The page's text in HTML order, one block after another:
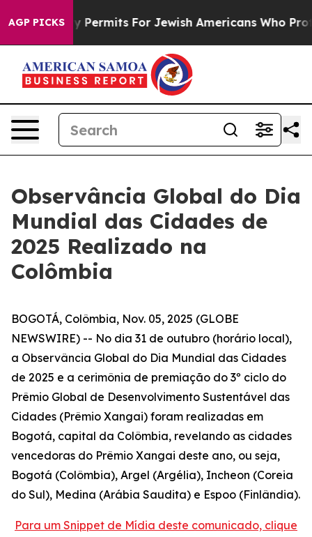
AGP PICKS
Entry Permits For Jewish Americans Who
Observância Global do Dia
Mundial das Cidades de
2025 Realizado na
Colômbia
BOGOTÁ, Colômbia, Nov. 05, 2025 (GLOBE
NEWSWIRE) -- No dia 31 de outubro (horário local),
a Observância Global do Dia Mundial das Cidades
de 2025 e a cerimônia de premiação do 3º ciclo do
Prêmio Global de Desenvolvimento Sustentável das
Cidades (Prêmio Xangai) foram realizadas em
Bogotá, capital da Colômbia, revelando as cidades
vencedoras do Prêmio Xangai deste ano, ou seja,
Bogotá (Colômbia), Argel (Argélia), Incheon (Coreia
do Sul), Medina (Arábia Saudita) e Espoo (Finlândia).
Para um Snippet de Mídia deste comunicado, clique